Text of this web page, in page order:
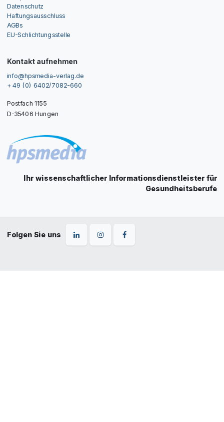
Datenschutz
Haftungsausschluss
AGBs
EU-Schlichtungsstelle
Kontakt aufnehmen
info@hpsmedia-verlag.de
+ 49 (0) 6402/7082-660
Postfach 1155
D-35406 Hungen
Ihr wissenschaftlicher Informationsdienstleister für
Gesundheitsberufe
Folgen Sie uns